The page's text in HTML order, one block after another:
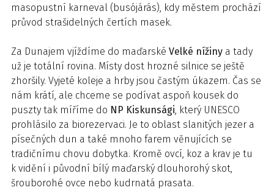
masopustní karneval (busójárás), kdy městem prochází
průvod strašidelných čertích masek.
Za Dunajem vjíždíme do maďarské Velké nížiny a tady
už je totální rovina. Místy dost hrozné silnice se ještě
zhoršily. Vyjeté koleje a hrby jsou častým úkazem. Čas se
nám krátí, ale chceme se podívat aspoň kousek do
puszty tak míříme do NP Kiskunsági, který UNESCO
prohlásilo za biorezervaci. Je to oblast slanitých jezer a
písečných dun a také mnoho farem věnujících se
tradičnímu chovu dobytka. Kromě ovcí, koz a krav je tu
k vidění i původní bílý maďarský dlouhorohý skot,
šrouborohé ovce nebo kudrnatá prasata.